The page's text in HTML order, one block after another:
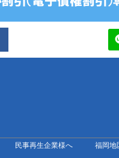
民事再生企業様へ 福岡地